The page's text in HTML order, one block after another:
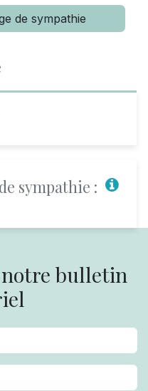
de sympathie
sympathie :
bulletin